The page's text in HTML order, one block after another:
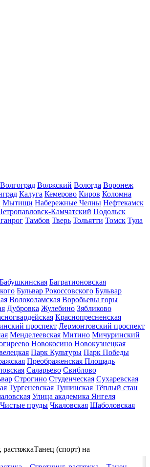
Волгоград Волжский Вологда Воронеж
Калуга Кемерово Киров Коломна
Мытищи Набережные Челны Нефтекамск
Камчатский Подольск
Тамбов Тверь Тольятти Томск Тула
Бабушкинская Багратионовская
Бульвар Рокоссовского Бульвар
Волоколамская Воробьевы горы
Дубровка Жулебино Зябликово
Краснопресненская
проспект Лермонтовский проспект
Менделеевская Митино Мичуринский
Новокосино Новокузнецкая
Парк Культуры Парк Победы
Преображенская Площадь
Саларьево Свиблово
Строгино Студенческая Сухаревская
Тургеневская Тушинская Тёплый стан
Улица академика Янгеля
Чистые пруды Чкаловская Шаболовская
растяжкаТанец (спорт) на